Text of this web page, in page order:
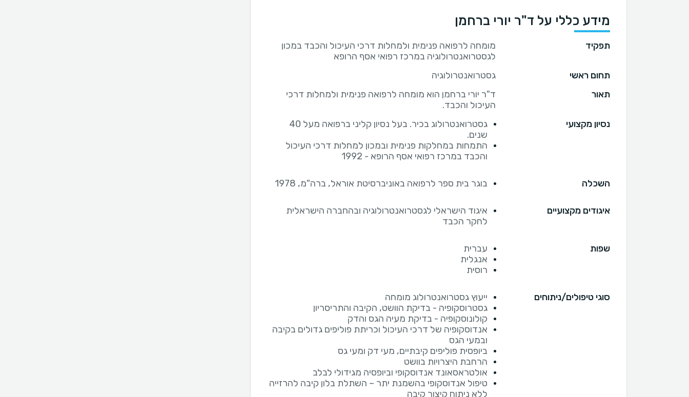
מידע כללי על ד"ר יורי ברחמן
תפקיד
מומחה לרפואה פנימית ולמחלות דרכי העיכול והכבד במכון
לגסטרואנטרולוגיה במרכז רפואי אסף הרופא
תחום ראשי
גסטרואנטרולוגיה
תאור
ד"ר יורי ברחמן הוא מומחה לרפואה פנימית ולמחלות דרכי
העיכול והכבד.
נסיון מקצועי
גסטרואנטרולוג בכיר. בעל נסיון קליני ברפואה מעל 40
שנים.
התמחות במחלקות פנימית ובמכון למחלות דרכי העיכול
והכבד במרכז רפואי אסף הרופא - 1992
השכלה בוגר בית ספר לרפואה באוניברסיטת אוראל, ברה"מ, 1978
איגודים מקצועיים
איגוד הישראלי לגסטרואנטרולוגיה ובהחברה הישראלית
לחקר הכבד
שפות
עברית
אנגלית
רוסית
סוגי טיפולים/ניתוחים
ייעוץ גסטרואנטרולוג מומחה
גסטרוסקופיה - בדיקת הוושט, הקיבה והתריסריון
קולונוסקופיה - בדיקת מעיה הגס והדק
אנדוסקופיה של דרכי העיכול וכריתת פוליפים גדולים בקיבה
ובמעי הגס
ביופסית פוליפים קיבתיים, מעי דק ומעי גס
הרחבת היצרויות בוושט
אולטראסאונד אנדוסקופי וביופסיה מגידולי לבלב
טיפול אנדוסקופי בהשמנת יתר – השתלת בלון קיבה להרזייה
ללא ניתוח קיצור קיבה